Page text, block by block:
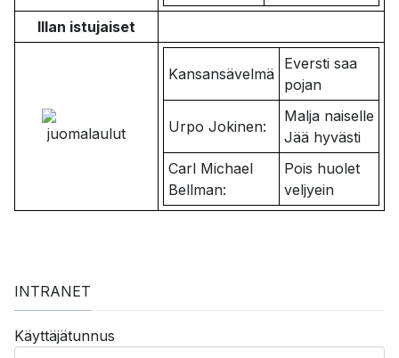
Illan istujaiset
Kansansävelmä
Eversti saa
pojan
Urpo Jokinen:
Malja naiselle
Jää hyvästi
Carl Michael
Bellman:
Pois huolet
veljyein
INTRANET
Käyttäjätunnus